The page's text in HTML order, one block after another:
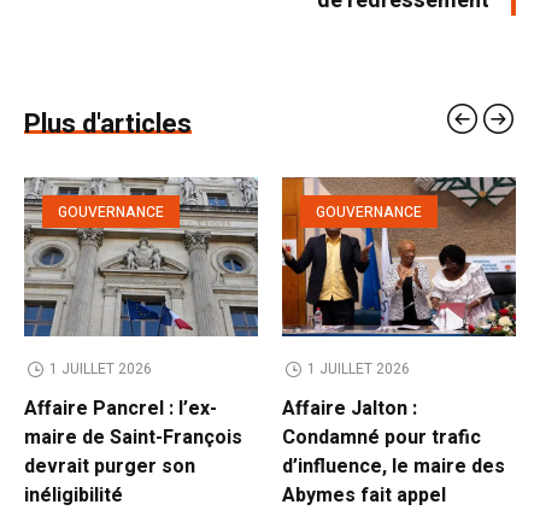
Plus d'articles
GOUVERNANCE
1 JUILLET 2026
Affaire Pancrel : l’ex-
maire de Saint-François
devrait purger son
inéligibilité
GOUVERNANCE
1 JUILLET 2026
Affaire Jalton :
Condamné pour trafic
d’influence, le maire des
Abymes fait appel